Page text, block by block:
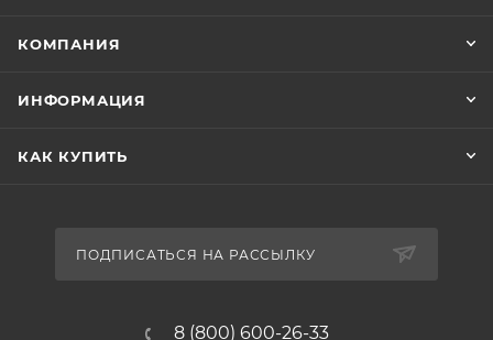
КОМПАНИЯ
ИНФОРМАЦИЯ
КАК КУПИТЬ
ПОДПИСАТЬСЯ НА РАССЫЛКУ
8 (800) 600-26-33